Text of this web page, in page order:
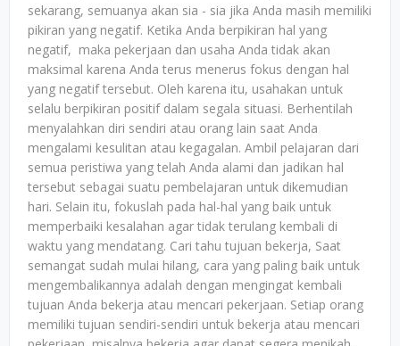
sekarang, semuanya akan sia - sia jika Anda masih memiliki
pikiran yang negatif. Ketika Anda berpikiran hal yang
negatif, maka pekerjaan dan usaha Anda tidak akan
maksimal karena Anda terus menerus fokus dengan hal
yang negatif tersebut. Oleh karena itu, usahakan untuk
selalu berpikiran positif dalam segala situasi. Berhentilah
menyalahkan diri sendiri atau orang lain saat Anda
mengalami kesulitan atau kegagalan. Ambil pelajaran dari
semua peristiwa yang telah Anda alami dan jadikan hal
tersebut sebagai suatu pembelajaran untuk dikemudian
hari. Selain itu, fokuslah pada hal-hal yang baik untuk
memperbaiki kesalahan agar tidak terulang kembali di
waktu yang mendatang. Cari tahu tujuan bekerja, Saat
semangat sudah mulai hilang, cara yang paling baik untuk
mengembalikannya adalah dengan mengingat kembali
tujuan Anda bekerja atau mencari pekerjaan. Setiap orang
memiliki tujuan sendiri-sendiri untuk bekerja atau mencari